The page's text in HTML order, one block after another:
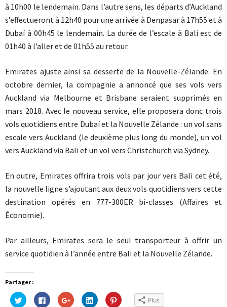
à 10h00 le lendemain. Dans l’autre sens, les départs d’Auckland
s’effectueront à 12h40 pour une arrivée à Denpasar à 17h55 et à
Dubaï à 00h45 le lendemain. La durée de l’escale à Bali est de
01h40 à l’aller et de 01h55 au retour.
Emirates ajuste ainsi sa desserte de la Nouvelle-Zélande. En
octobre dernier, la compagnie a annoncé que ses vols vers
Auckland via Melbourne et Brisbane seraient supprimés en
mars 2018. Avec le nouveau service, elle proposera donc trois
vols quotidiens entre Dubaï et la Nouvelle Zélande : un vol sans
escale vers Auckland (le deuxième plus long du monde), un vol
vers Auckland via Bali et un vol vers Christchurch via Sydney.
En outre, Emirates offrira trois vols par jour vers Bali cet été,
la nouvelle ligne s’ajoutant aux deux vols quotidiens vers cette
destination opérés en 777-300ER bi-classes (Affaires et
Économie).
Par ailleurs, Emirates sera le seul transporteur à offrir un
service quotidien à l’année entre Bali et la Nouvelle Zélande.
Partager :
Cliquez
pour
Cliquez
pour
Cliquez
pour
Cliquez
pour
Cliquez
pour Plus